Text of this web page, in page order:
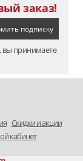
заказ!
принимаете
Скидки и акции
кабинет